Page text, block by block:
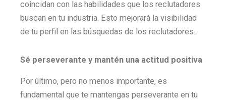
coincidan con las habilidades que los reclutadores
buscan en tu industria. Esto mejorará la visibilidad
de tu perfil en las búsquedas de los reclutadores.
Sé perseverante y mantén una actitud positiva
Por último, pero no menos importante, es
fundamental que te mantengas perseverante en tu